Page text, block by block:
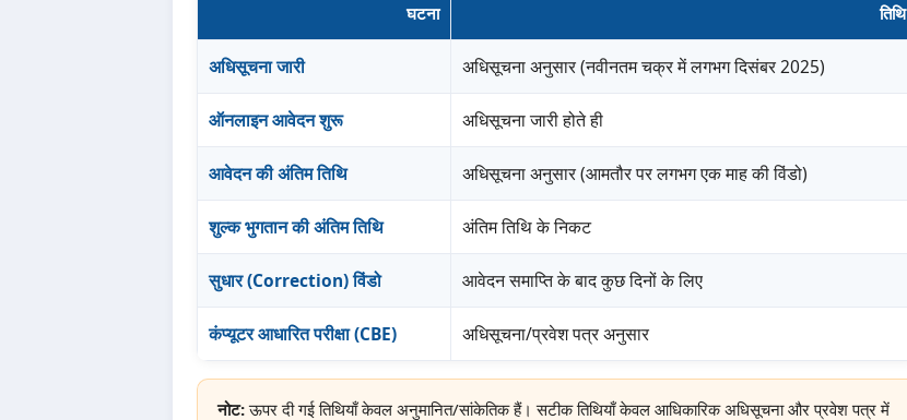
घटना तिथि
अधिसूचना जारी अधिसूचना अनुसार (नवीनतम चक्र में लगभग दिसंबर 2025)
ऑनलाइन आवेदन शुरू अधिसूचना जारी होते ही
आवेदन की अंतिम तिथि अधिसूचना अनुसार (आमतौर पर लगभग एक माह की विंडो)
शुल्क भुगतान की अंतिम तिथि अंतिम तिथि के निकट
सुधार (Correction) विंडो आवेदन समाप्ति के बाद कुछ दिनों के लिए
कंप्यूटर आधारित परीक्षा (CBE) अधिसूचना/प्रवेश पत्र अनुसार
नोट:ऊपर दी गई तिथियाँ केवल अनुमानित/सांकेतिक हैं। सटीक तिथियाँ केवल आधिकारिक अधिसूचना और प्रवेश पत्र में